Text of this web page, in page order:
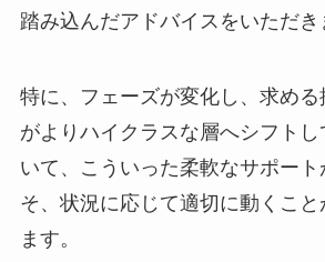
踏み込んだアドバイスをいただき
特に、フェーズが変化し、求める
がよりハイクラスな層へシフト
いて、こういった柔軟なサポート
そ、状況に応じて適切に動くこ
ます。